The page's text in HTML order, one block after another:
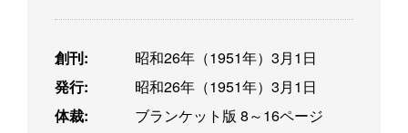
創刊:
昭和26年（1951年）3月1日
発行:
昭和26年（1951年）3月1日
体裁:
ブランケット版 8～16ページ